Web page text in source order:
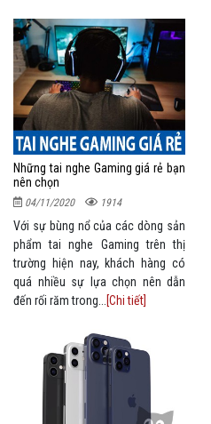
Những tai nghe Gaming giá rẻ bạn
nên chọn
04/11/2020 1914
Với sự bùng nổ của các dòng sản
phẩm tai nghe Gaming trên thị
trường hiện nay, khách hàng có
quá nhiều sự lựa chọn nên dẫn
đến rối răm trong...
[Chi tiết]